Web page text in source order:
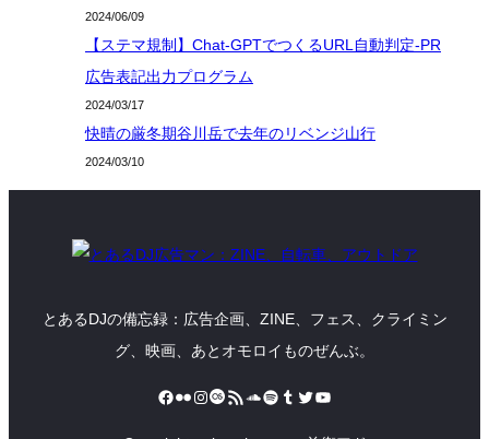
2024/06/09
【ステマ規制】Chat-GPTでつくるURL自動判定-PR
広告表記出力プログラム
2024/03/17
快晴の厳冬期谷川岳で去年のリベンジ山行
2024/03/10
とあるDJの備忘録：広告企画、ZINE、フェス、クライミン
グ、映画、あとオモロイものぜんぶ。
Facebook
FlickrInstagram
Last.fm
RSS フィードSoundCloud
Spotify
Tumblr
Twitter
YouTube